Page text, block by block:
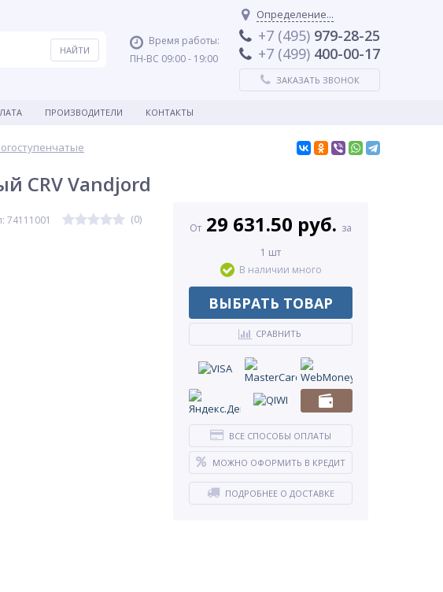
Время работы:
ПН-ВС 09:00 - 19:00
Определение...
+7 (495) 979-28-25
+7 (499) 400-00-17
ЗАКАЗАТЬ ЗВОНОК
ПРОИЗВОДИТЕЛИ КОНТАКТЫ
CRV Vandjord
74111001 (0)
От 29 631.50 руб. за
1 шт
В наличии много
ВЫБРАТЬ ТОВАР
СРАВНИТЬ
ВСЕ СПОСОБЫ ОПЛАТЫ
МОЖНО ОФОРМИТЬ В КРЕДИТ
ПОДРОБНЕЕ О ДОСТАВКЕ